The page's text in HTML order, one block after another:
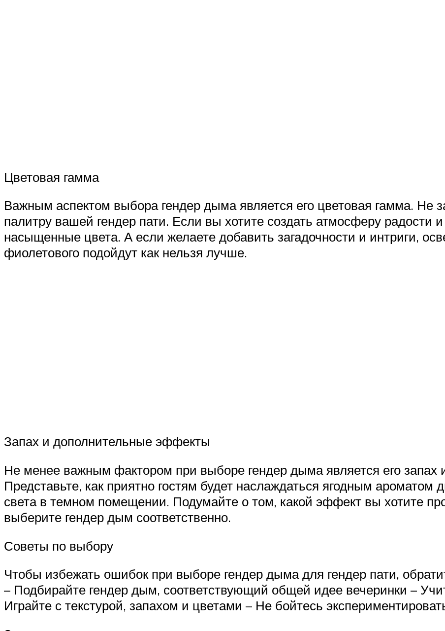
Цветовая гамма
Важным аспектом выбора гендер дыма является его цветовая гамма. Не
палитру вашей гендер пати. Если вы хотите создать атмосферу радости
насыщенные цвета. А если желаете добавить загадочности и интриги,
фиолетового подойдут как нельзя лучше.
Запах и дополнительные эффекты
Не менее важным фактором при выборе гендер дыма является его
Представьте, как приятно гостям будет наслаждаться ягодным
света в темном помещении. Подумайте о том, какой эффект вы хотите
выберите гендер дым соответственно.
Советы по выбору
Чтобы избежать ошибок при выборе гендер дыма для гендер пати,
– Подбирайте гендер дым, соответствующий общей идее вечеринки –
Играйте с текстурой, запахом и цветами – Не бойтесь